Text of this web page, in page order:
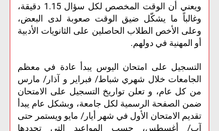
ويعني أن الوقت المخصص لكل سؤال 1.15 دقيقة،
وغالباً ما يشكّل ضيق الوقت صعوبة لدى البعض،
وعلى الأخص الطلاب الحاصلين على الثانويات الأدبية
أو المهنية في دولهم.
التسجيل على امتحان اليوس يبدأ عادة في معظم
الجامعات خلال شهري شباط/ فبراير و آذار/ مارس
من كل عام، و تعلن تواريخ التسجيل على الامتحان
ضمن الصفحة الرسمية لكل جامعة، وبشكل عام يبدأ
تقديم الامتحان الأول في شهر أيار/ مايو ويستمر حتى
آب/ أغسطس، حسب المواعيد التي تحددها